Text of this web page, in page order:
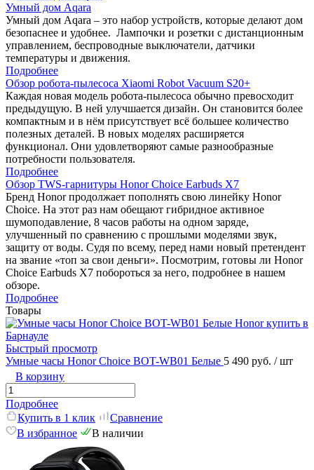
Умный дом Aqara
Умный дом Aqara – это набор устройств, которые делают дом
безопаснее и удобнее. Лампочки и розетки с дистанционным
управлением, беспроводные выключатели, датчики
температуры и движения.
Подробнее
Обзор робота-пылесоса Xiaomi Robot Vacuum S20+
Каждая новая модель робота-пылесоса обычно превосходит
предыдущую. В ней улучшается дизайн. Он становится более
компактным и в нём присутствует всё большее количество
полезных деталей. В новых моделях расширяется
функционал. Они удовлетворяют самые разнообразные
потребности пользователя.
Подробнее
Обзор TWS-гарнитуры Honor Choice Earbuds X7
Бренд Honor продолжает пополнять свою линейку Honor
Choice. На этот раз нам обещают гибридное активное
шумоподавление, 8 часов работы на одном заряде,
улучшенный по сравнению с прошлыми моделями звук,
защиту от воды. Судя по всему, перед нами новый претендент
на звание «топ за свои деньги». Посмотрим, готовы ли Honor
Choice Earbuds X7 побороться за него, подробнее в нашем
обзоре.
Подробнее
Товары
Быстрый просмотр
Умные часы Honor Choice BOT-WB01 Белые 5 490 руб. / шт
В корзину
Подробнее
Купить в 1 клик
Сравнение
В избранное
В наличии